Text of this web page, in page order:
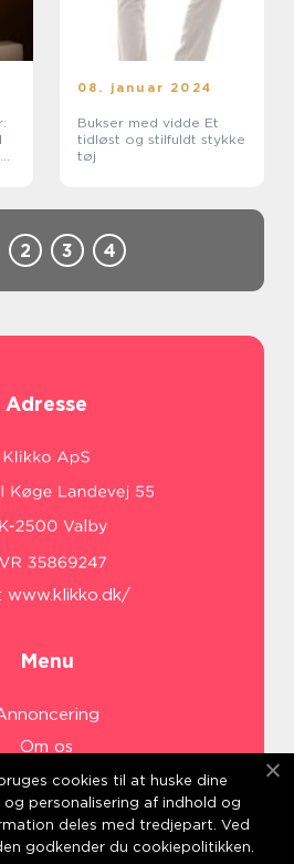
08. januar 2024
Bukser med vidde Et
tidløst og stilfuldt stykke
tøj
2 3 4
Adresse
www.klikko.dk/
Menu
Om os
Cookies
Kontakt os
Sitemap
cookies til at huske dine
personalisering af indhold og
deles med tredjepart. Ved
godkender du cookiepolitikken.